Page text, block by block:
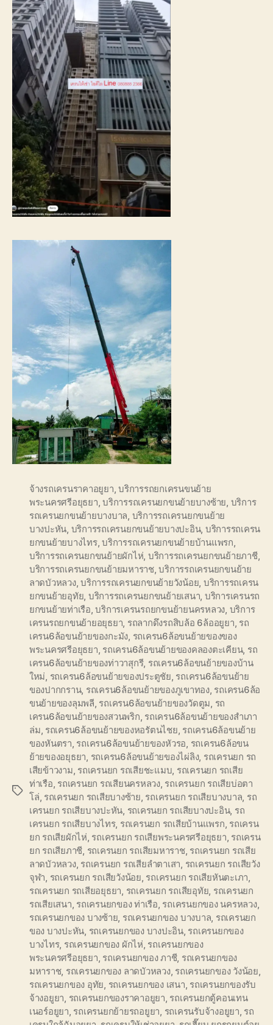
Tags
จ้างรถเครนราคาอยูยา ,บริการรถยกเครนขนย้าย
พระนครศรีอยุธยา ,บริการรถเครนยกขนย้ายบางซ้าย บริการ
รถเครนยกขนย้ายบางบาล บริการรถเครนยกขนย้าย
บางปะหัน บริการรถเครนยกขนย้ายบางปะอิน, บริการรถเครน
ยกขนย้ายบางไทร,บริการรถเครนยกขนย้ายบ้านแพรก
บริการรถเครนยกขนย้ายผักไห่ บริการรถเครนยกขนย้ายภาชี,
บริการรถเครนยกขนย้ายมหาราช,บริการรถเครนยกขนย้าย
ลาดบัวหลวง,บริการรถเครนยกขนย้ายวังน้อย บริการรถเครน
ยกขนย้ายอุทัย บริการรถเครนยกขนย้ายเสนา บริการเครนรถ
ยกขนย้ายท่าเรือ ,บริการเครนรถยกขนย้ายนครหลวง บริการ
เครนรถยกขนย้ายอยุธยา รถลากดึงรถสิบล้อ 6ล้ออยูยา รถ
เครน6ล้อขนย้ายของกะมัง รถเครน6ล้อขนย้ายของของ
พระนครศรีอยุธยา รถเครน6ล้อขนย้ายของคลองตะเคียน, รถ
เครน6ล้อขนย้ายของท่าวาสุกรี, รถเครน6ล้อขนย้ายของบ้าน
ใหม่ รถเครน6ล้อขนย้ายของประตูชัย รถเครน6ล้อขนย้าย
ของปากกราน, รถเครน6ล้อขนย้ายของภูเขาทอง, รถเครน6ล้อ
ขนย้ายของลุมพลี รถเครน6ล้อขนย้ายของวัดตูม รถ
เครน6ล้อขนย้ายของสวนพริก รถเครน6ล้อขนย้ายของสำเภา
ล่ม รถเครน6ล้อขนย้ายของหอรัตนไชย รถเครน6ล้อขนย้าย
ของหันตรา รถเครน6ล้อขนย้ายของหัวรอ รถเครน6ล้อขน
ย้ายของอยุธยา รถเครน6ล้อขนย้ายของไผ่ลิง, รถเครนยก รถ
เสียข้าวงาม รถเครนยก รถเสียชะแมบ รถเครนยก รถเสีย
ท่าเรือ รถเครนยก รถเสียนครหลวง, รถเครนยก รถเสียบ่อตา
โล่ รถเครนยก รถเสียบางซ้าย รถเครนยก รถเสียบางบาล รถ
เครนยก รถเสียบางปะหัน รถเครนยก รถเสียบางปะอิน, รถ
เครนยก รถเสียบางไทร, รถเครนยก รถเสียบ้านแพรก รถเครน
ยก รถเสียผักไห่ รถเครนยก รถเสียพระนครศรีอยุธยา รถเครน
ยก รถเสียภาชี รถเครนยก รถเสียมหาราช, รถเครนยก รถเสีย
ลาดบัวหลวง, รถเครนยก รถเสียลำตาเสา รถเครนยก รถเสียวัง
จุฬา รถเครนยก รถเสียวังน้อย รถเครนยก รถเสียหันตะเภา
รถเครนยก รถเสียอยุธยา รถเครนยก รถเสียอุทัย รถเครนยก
รถเสียเสนา รถเครนยกของ ท่าเรือ รถเครนยกของ นครหลวง,
รถเครนยกของ บางซ้าย รถเครนยกของ บางบาล รถเครนยก
ของ บางปะหัน รถเครนยกของ บางปะอิน, รถเครนยกของ
บางไทร, รถเครนยกของ ผักไห่ รถเครนยกของ
พระนครศรีอยุธยา รถเครนยกของ ภาชี, รถเครนยกของ
มหาราช, รถเครนยกของ ลาดบัวหลวง, รถเครนยกของ วังน้อย
รถเครนยกของ อุทัย รถเครนยกของ เสนา รถเครนยกของรับ
จ้างอยูยา รถเครนยกของราคาอยูยา รถเครนยกตู้คอนเทน
เนอร์อยูยา รถเครนยกย้ายรถอยูยา รถเครนรับจ้างอยูยา รถ